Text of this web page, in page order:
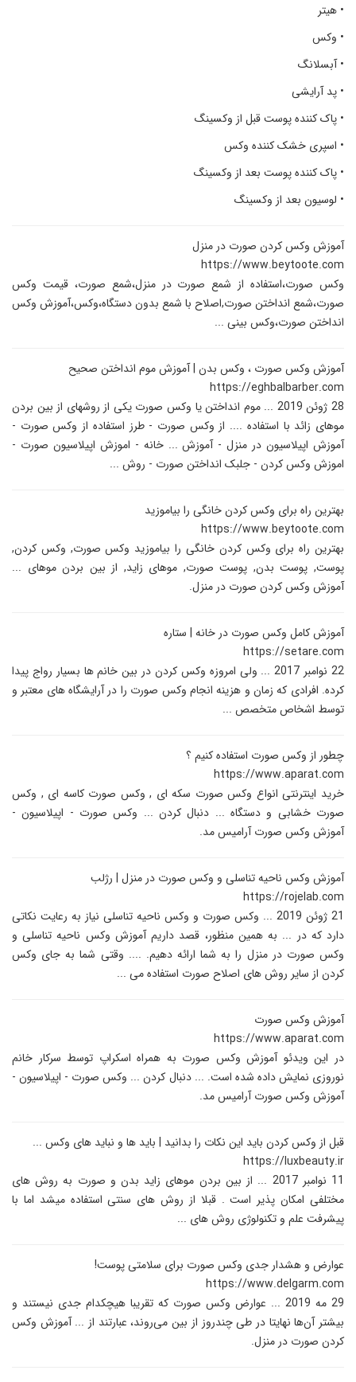
• هیتر
• وکس
• آبسلانگ
• پد آرایشی
• پاک کننده پوست قبل از وکسینگ
• اسپری خشک کننده وکس
• پاک کننده پوست بعد از وکسینگ
• لوسیون بعد از وکسینگ
آموزش وکس کردن صورت در منزل
https://www.beytoote.com
وکس صورت،استفاده از شمع صورت در منزل،شمع صورت، قیمت وکس
صورت،شمع انداختن صورت,اصلاح با شمع بدون دستگاه،وکس،آموزش وکس
انداختن صورت،وکس بینی ...
آموزش وکس صورت ، وکس بدن | آموزش موم انداختن صحیح
https://eghbalbarber.com
28 ژوئن 2019 ... موم انداختن یا وکس صورت یکی از روشهای از بین بردن
موهای زائد با استفاده .... از وکس صورت - طرز استفاده از وکس صورت -
آموزش اپیلاسیون در منزل - آموزش ... خانه - اموزش اپیلاسیون صورت -
اموزش وکس کردن - جلبک انداختن صورت - روش ...
بهترین راه برای وکس کردن خانگی را بیاموزید
https://www.beytoote.com
بهترین راه برای وکس کردن خانگی را بیاموزید وکس صورت, وکس کردن,
پوست, پوست بدن, پوست صورت, موهای زاید, از بین بردن موهای ...
آموزش وکس کردن صورت در منزل.
آموزش کامل وکس صورت در خانه | ستاره
https://setare.com
22 نوامبر 2017 ... ولی امروزه وکس کردن در بین خانم ها بسیار رواج پیدا
کرده. افرادی که زمان و هزینه انجام وکس صورت را در آرایشگاه های معتبر و
توسط اشخاص متخصص ...
چطور از وکس صورت استفاده کنیم ؟
https://www.aparat.com
خرید اینترنتی انواع وکس صورت سکه ای , وکس صورت کاسه ای , وکس
صورت خشابی و دستگاه ... دنبال کردن ... وکس صورت - اپیلاسیون -
آموزش وکس صورت آرامیس مد.
آموزش وکس ناحیه تناسلی و وکس صورت در منزل | رژلب
https://rojelab.com
21 ژوئن 2019 ... وکس صورت و وکس ناحیه تناسلی نیاز به رعایت نکاتی
دارد که در ... به همین منظور، قصد داریم آموزش وکس ناحیه تناسلی و
وکس صورت در منزل را به شما ارائه دهیم. .... وقتی شما به جای وکس
کردن از سایر روش های اصلاح صورت استفاده می ...
آموزش وکس صورت
https://www.aparat.com
در این ویدئو آموزش وکس صورت به همراه اسکراپ توسط سرکار خانم
نوروزی نمایش داده شده است. ... دنبال کردن ... وکس صورت - اپیلاسیون -
آموزش وکس صورت آرامیس مد.
قبل از وکس کردن باید این نکات را بدانید | باید ها و نباید های وکس ...
https://luxbeauty.ir
11 نوامبر 2017 ... از بین بردن موهای زاید بدن و صورت به روش های
مختلفی امکان پذیر است . قبلا از روش های سنتی استفاده میشد اما با
پیشرفت علم و تکنولوژی روش های ...
عوارض و هشدار جدی وکس صورت برای سلامتی پوست!
https://www.delgarm.com
29 مه 2019 ... عوارض وکس صورت که تقریبا هیچکدام جدی نیستند و
بیشتر آن‌ها نهایتا در طی چندروز از بین می‌روند، عبارتند از ... آموزش وکس
کردن صورت در منزل.